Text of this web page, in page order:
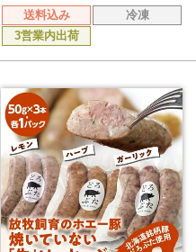
送料込み
冷凍
3営業内出荷